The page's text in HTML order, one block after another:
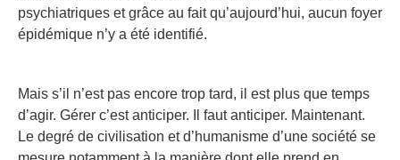
psychiatriques et grâce au fait qu’aujourd’hui, aucun foyer
épidémique n’y a été identifié.
Mais s’il n’est pas encore trop tard, il est plus que temps
d’agir. Gérer c’est anticiper. Il faut anticiper. Maintenant.
Le degré de civilisation et d’humanisme d’une société se